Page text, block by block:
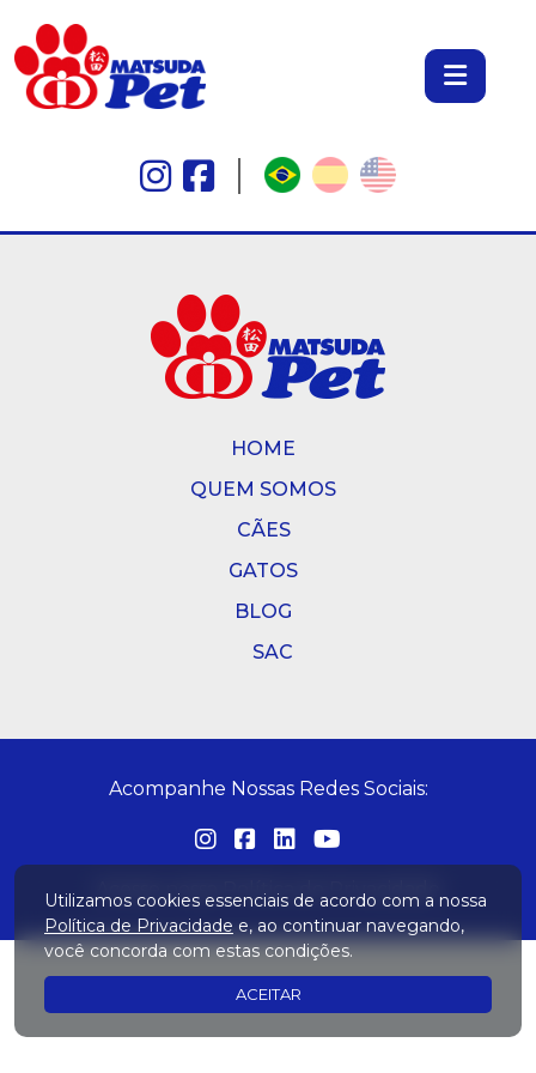
HOME
QUEM SOMOS
CÃES
GATOS
BLOG
SAC
Acompanhe Nossas Redes Sociais:
Acesse nossa Política de Privacidade
Utilizamos cookies essenciais de acordo com a nossa
Política de Privacidade e, ao continuar navegando,
você concorda com estas condições.
ACEITAR